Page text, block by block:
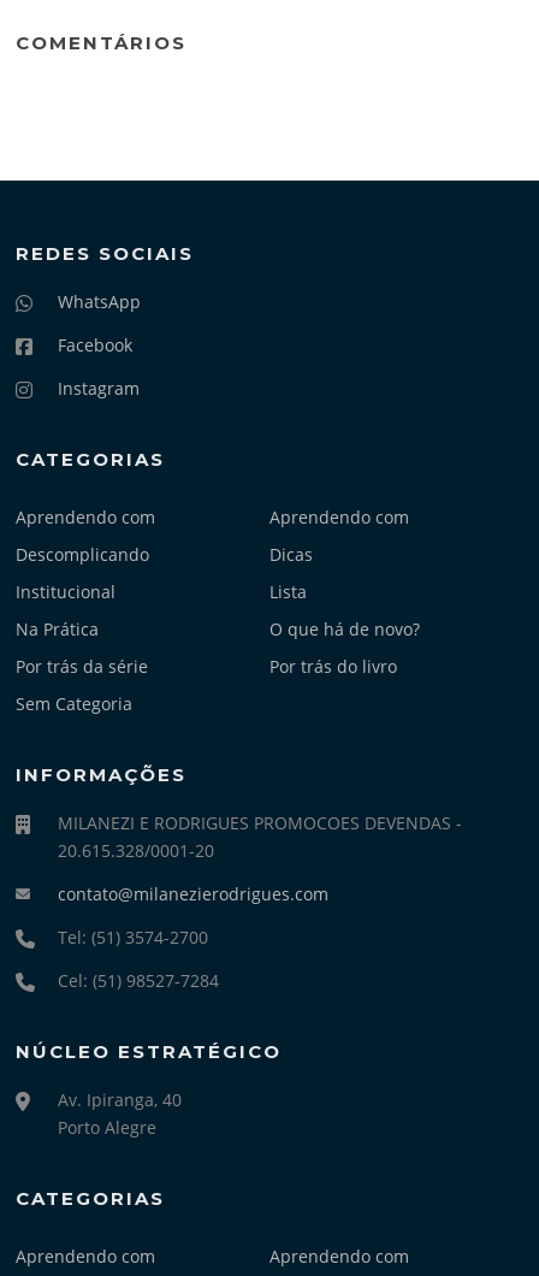
COMENTÁRIOS
REDES SOCIAIS
WhatsApp
Facebook
Instagram
CATEGORIAS
Aprendendo com
Aprendendo com
Descomplicando
Dicas
Institucional
Lista
Na Prática
O que há de novo?
Por trás da série
Por trás do livro
Sem Categoria
INFORMAÇÕES
MILANEZI E RODRIGUES PROMOCOES DEVENDAS -
20.615.328/0001-20
contato@milanezierodrigues.com
Tel: (51) 3574-2700
Cel: (51) 98527-7284
NÚCLEO ESTRATÉGICO
Av. Ipiranga, 40
Porto Alegre
CATEGORIAS
Aprendendo com Aprendendo com